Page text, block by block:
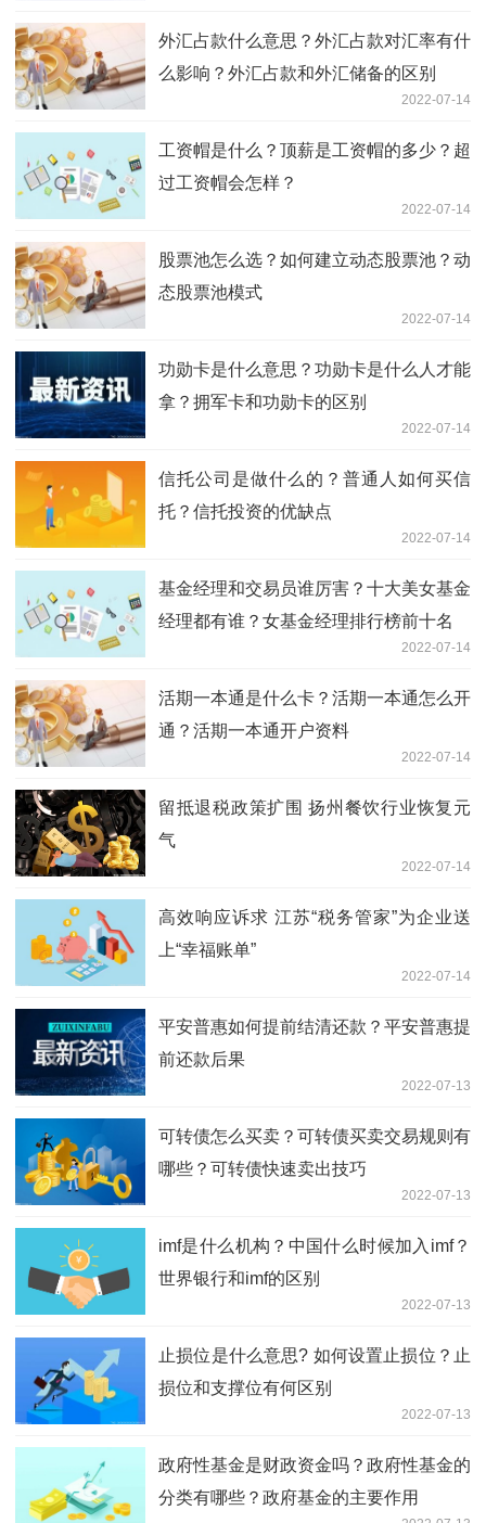
外汇占款什么意思？外汇占款对汇率有什
么影响？外汇占款和外汇储备的区别
2022-07-14
工资帽是什么？顶薪是工资帽的多少？超
过工资帽会怎样？
2022-07-14
股票池怎么选？如何建立动态股票池？动
态股票池模式
2022-07-14
功勋卡是什么意思？功勋卡是什么人才能
拿？拥军卡和功勋卡的区别
2022-07-14
信托公司是做什么的？普通人如何买信
托？信托投资的优缺点
2022-07-14
基金经理和交易员谁厉害？十大美女基金
经理都有谁？女基金经理排行榜前十名
2022-07-14
活期一本通是什么卡？活期一本通怎么开
通？活期一本通开户资料
2022-07-14
留抵退税政策扩围 扬州餐饮行业恢复元
气
2022-07-14
高效响应诉求 江苏“税务管家”为企业送
上“幸福账单”
2022-07-14
平安普惠如何提前结清还款？平安普惠提
前还款后果
2022-07-13
可转债怎么买卖？可转债买卖交易规则有
哪些？可转债快速卖出技巧
2022-07-13
imf是什么机构？中国什么时候加入imf？
世界银行和imf的区别
2022-07-13
止损位是什么意思? 如何设置止损位？止
损位和支撑位有何区别
2022-07-13
政府性基金是财政资金吗？政府性基金的
分类有哪些？政府基金的主要作用